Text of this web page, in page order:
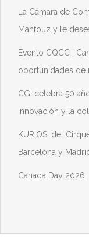
La Cámara de
Mahfouz y le
Evento CQCC |
oportunidades de
CGI celebra 50
innovación y la
KURIOS, del
Barcelona y
Canada Day 2026.